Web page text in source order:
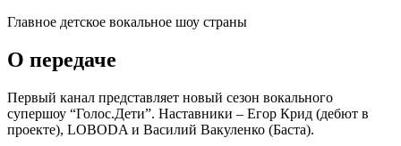
Главное детское вокальное шоу страны
О передаче
Первый канал представляет новый сезон вокального
супершоу “Голос.Дети”. Наставники – Егор Крид (дебют в
проекте), LOBODA и Василий Вакуленко (Баста).